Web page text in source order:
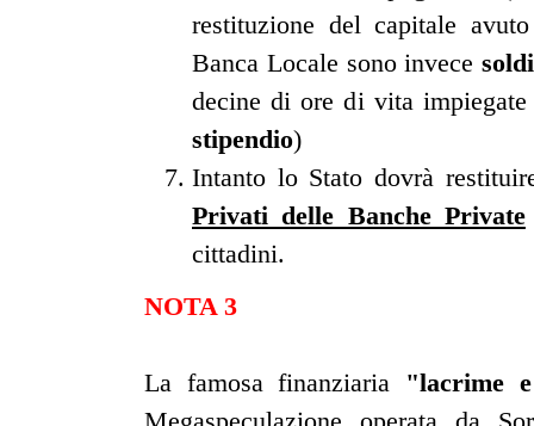
restituzione del capitale
Banca Locale sono invece
decine di ore di vita
stipendio)
Intanto lo Stato dovrà
Privati delle Banche Private
cittadini.
NOTA 3
La famosa finanziaria "lacrime